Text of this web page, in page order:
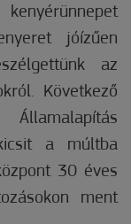
jóízűen
az
Következő
a múltba
30 éves
ment